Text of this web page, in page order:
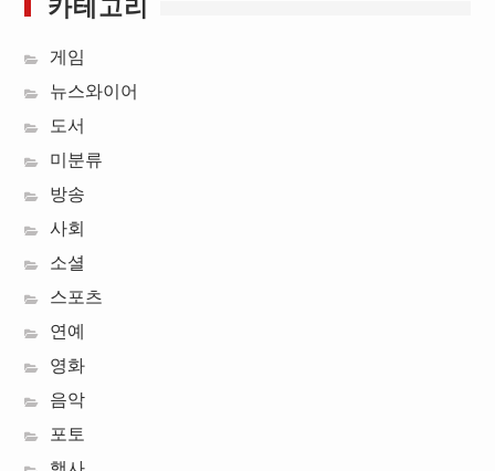
게임
뉴스와이어
도서
미분류
방송
사회
소셜
스포츠
연예
영화
음악
포토